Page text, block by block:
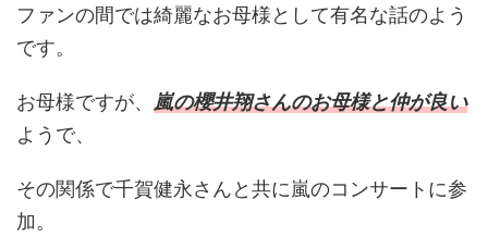
ファンの間では綺麗なお母様として有名な話のよう
です。
お母様ですが、 嵐の櫻井翔さんのお母様と仲が良い
ようで、
その関係で千賀健永さんと共に嵐のコンサートに参
加。